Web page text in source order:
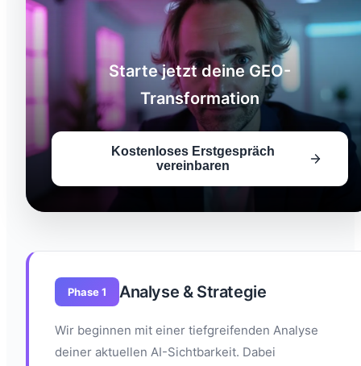
Starte jetzt deine GEO-
Transformation
Kostenloses Erstgespräch
vereinbaren
Phase 1 Analyse & Strategie
Wir beginnen mit einer tiefgreifenden Analyse
deiner aktuellen AI-Sichtbarkeit. Dabei